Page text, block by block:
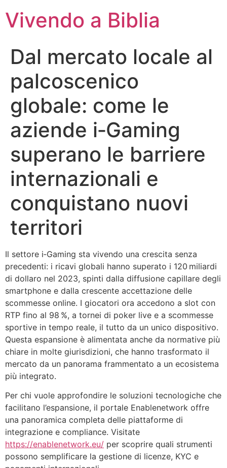
Vivendo a Biblia
Dal mercato locale al
palcoscenico
globale: come le
aziende i‑Gaming
superano le barriere
internazionali e
conquistano nuovi
territori
Il settore i‑Gaming sta vivendo una crescita senza
precedenti: i ricavi globali hanno superato i 120 miliardi
di dollaro nel 2023, spinti dalla diffusione capillare degli
smartphone e dalla crescente accettazione delle
scommesse online. I giocatori ora accedono a slot con
RTP fino al 98 %, a tornei di poker live e a scommesse
sportive in tempo reale, il tutto da un unico dispositivo.
Questa espansione è alimentata anche da normative più
chiare in molte giurisdizioni, che hanno trasformato il
mercato da un panorama frammentato a un ecosistema
più integrato.
Per chi vuole approfondire le soluzioni tecnologiche che
facilitano l’espansione, il portale Enablenetwork offre
una panoramica completa delle piattaforme di
integrazione e compliance. Visitate
https://enablenetwork.eu/ per scoprire quali strumenti
possono semplificare la gestione di licenze, KYC e